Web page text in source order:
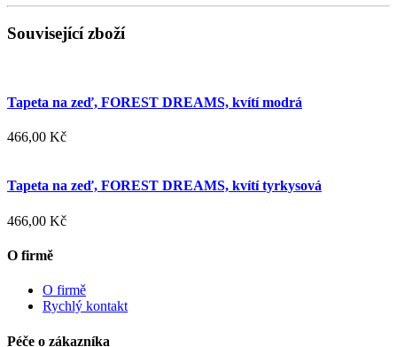
Související zboží
Tapeta na zeď, FOREST DREAMS, kvítí modrá
466,00 Kč
Tapeta na zeď, FOREST DREAMS, kvítí tyrkysová
466,00 Kč
O firmě
O firmě
Rychlý kontakt
Péče o zákazníka